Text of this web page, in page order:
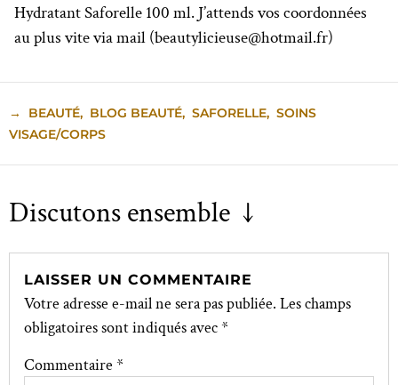
Hydratant Saforelle 100 ml. J’attends vos coordonnées
au plus vite via mail (beautylicieuse@hotmail.fr)
→ BEAUTÉ, BLOG BEAUTÉ, SAFORELLE, SOINS
VISAGE/CORPS
Discutons ensemble ↓
LAISSER UN COMMENTAIRE
Votre adresse e-mail ne sera pas publiée. Les champs
obligatoires sont indiqués avec*
Commentaire *